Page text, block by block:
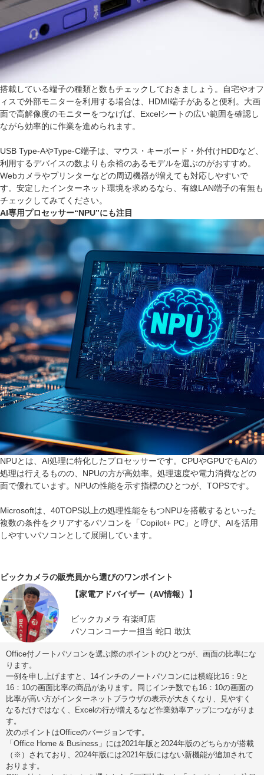
搭載している端子の種類と数もチェックしておきましょう。自宅やオフ
ィスで外部モニターを利用する場合は、HDMI端子があると便利。大画
面で高解像度のモニターをつなげば、Excelシートの広い範囲を確認し
ながら効率的に作業を進められます。
USB Type-AやType-C端子は、マウス・キーボード・外付けHDDなど、
利用するデバイスの数よりも余裕のあるモデルを選ぶのがおすすめ。
Webカメラやプリンターなどの周辺機器が増えても対応しやすいで
す。安定したインターネット環境を求めるなら、有線LAN端子の有無も
チェックしてみてください。
AI専用プロセッサー“NPU”にも注目
NPUとは、AI処理に特化したプロセッサーです。CPUやGPUでもAIの
処理は行えるものの、NPUの方が高効率。処理速度や電力消費などの
面で優れています。NPUの性能を示す指標のひとつが、TOPSです。
Microsoftは、40TOPS以上の処理性能をもつNPUを搭載するといった
複数の条件をクリアするパソコンを「Copilot+ PC」と呼び、AIを活用
しやすいパソコンとして展開しています。
ビックカメラの販売員から選びのワンポイント
【家電アドバイザー（AV情報）】
ビックカメラ 有楽町店
パソコンコーナー担当 蛇口 敢汰
Office付ノートパソコンを選ぶ際のポイントのひとつが、画面の比率にな
ります。
一例を申し上げますと、14インチのノートパソコンには横縦比16：9と
16：10の画面比率の商品があります。同じインチ数でも16：10の画面の
比率が高い方がインターネットブラウザの表示が大きくなり、見やすく
なるだけではなく、Excelの行が増えるなど作業効率アップにつながりま
す。
次のポイントはOfficeのバージョンです。
「Office Home & Business」には2021年版と2024年版のどちらかが搭載
（※）されており、2024年版には2021年版にはない新機能が追加されて
おります。